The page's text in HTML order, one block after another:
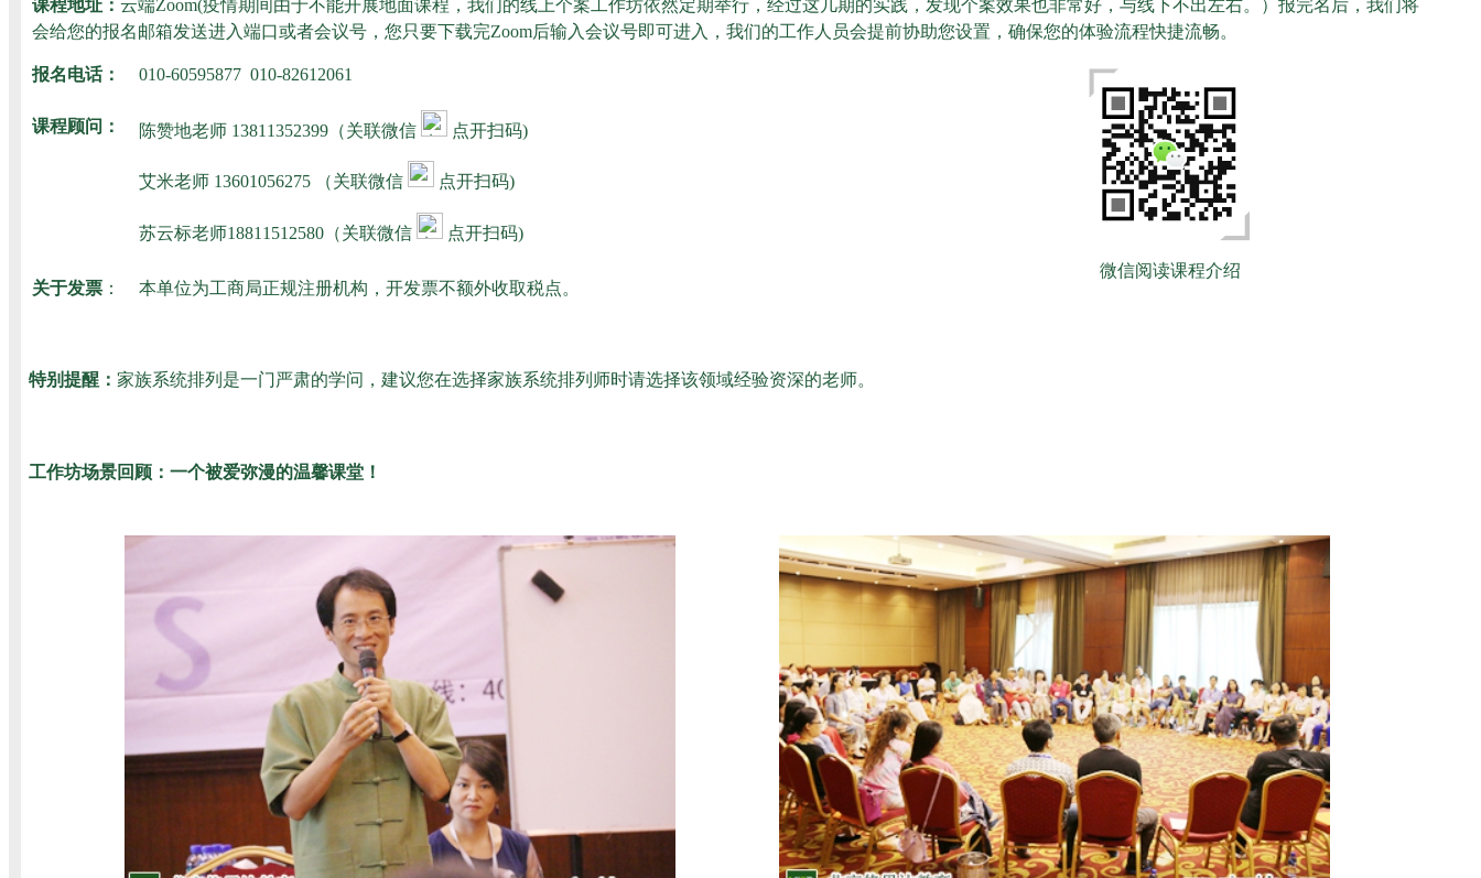
课程地址： 云端Zoom(疫情期间由于不能开展地面课程，我们的线上个案工作坊依然定期举行，经过这几期的实践，发现个案效果也非常好，与线下不出左右。）报完名后，我们将
会给您的报名邮箱发送进入端口或者会议号，您只要下载完Zoom后输入会议号即可进入，我们的工作人员会提前协助您设置，确保您的体验流程快捷流畅。
报名电话： 010-60595877 010-82612061
微信阅读课程介绍
课程顾问： 陈赞地老师 13811352399（关联微信 点开扫码)
艾米老师 13601056275 （关联微信 点开扫码)
苏云标老师18811512580（关联微信 点开扫码)
关于发票 ： 本单位为工商局正规注册机构，开发票不额外收取税点。
特别提醒： 家族系统排列是一门严肃的学问，建议您在选择家族系统排列师时请选择该领域经验资深的老师。
工作坊场景回顾：一个被爱弥漫的温馨课堂！